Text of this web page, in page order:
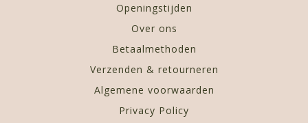
Openingstijden
Over ons
Betaalmethoden
Verzenden & retourneren
Algemene voorwaarden
Privacy Policy